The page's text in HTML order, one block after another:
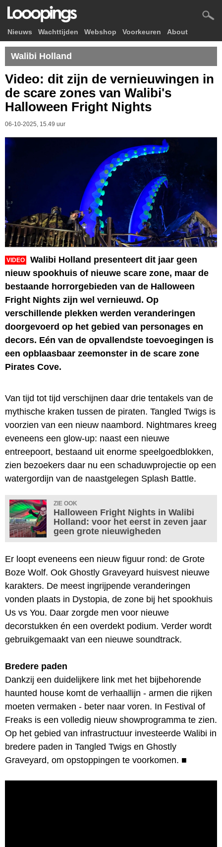
Nieuws Wachttijden Webshop Voorkeuren About
Walibi Holland
Video: dit zijn de vernieuwingen in
de scare zones van Walibi's
Halloween Fright Nights
06-10-2025, 15.49 uur
VIDEO
Walibi Holland presenteert dit jaar geen
nieuw spookhuis of nieuwe scare zone, maar de
bestaande horrorgebieden van de Halloween
Fright Nights zijn wel vernieuwd. Op
verschillende plekken werden veranderingen
doorgevoerd op het gebied van personages en
decors. Eén van de opvallendste toevoegingen is
een opblaasbaar zeemonster in de scare zone
Pirates Cove.
Van tijd tot tijd verschijnen daar drie tentakels van de
mythische kraken tussen de piraten. Tangled Twigs is
voorzien van een nieuw naambord. Nightmares kreeg
eveneens een glow-up: naast een nieuwe
entreepoort, bestaand uit enorme speelgoedblokken,
zien bezoekers daar nu een schaduwprojectie op een
watergordijn van de naastgelegen Splash Battle.
ZIE OOK
Halloween Fright Nights in Walibi
Holland: voor het eerst in zeven jaar
geen grote nieuwigheden
Er loopt eveneens een nieuw figuur rond: de Grote
Boze Wolf. Ook Ghostly Graveyard huisvest nieuwe
karakters. De meest ingrijpende veranderingen
vonden plaats in Dystopia, de zone bij het spookhuis
Us vs You. Daar zorgde men voor nieuwe
decorstukken én een overdekt podium. Verder wordt
gebruikgemaakt van een nieuwe soundtrack.
Bredere paden
Dankzij een duidelijkere link met het bijbehorende
haunted house komt de verhaallijn - armen die rijken
moeten vermaken - beter naar voren. In Festival of
Freaks is een volledig nieuw showprogramma te zien.
Op het gebied van infrastructuur investeerde Walibi in
bredere paden in Tangled Twigs en Ghostly
Graveyard, om opstoppingen te voorkomen. ■